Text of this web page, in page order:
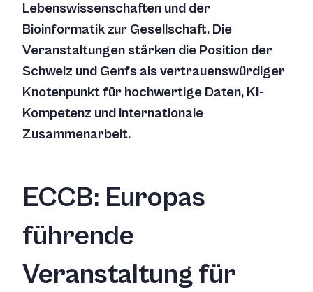
Lebenswissenschaften und der
Bioinformatik zur Gesellschaft. Die
Veranstaltungen stärken die Position der
Schweiz und Genfs als vertrauenswürdiger
Knotenpunkt für hochwertige Daten, KI-
Kompetenz und internationale
Zusammenarbeit.
ECCB: Europas
führende
Veranstaltung für